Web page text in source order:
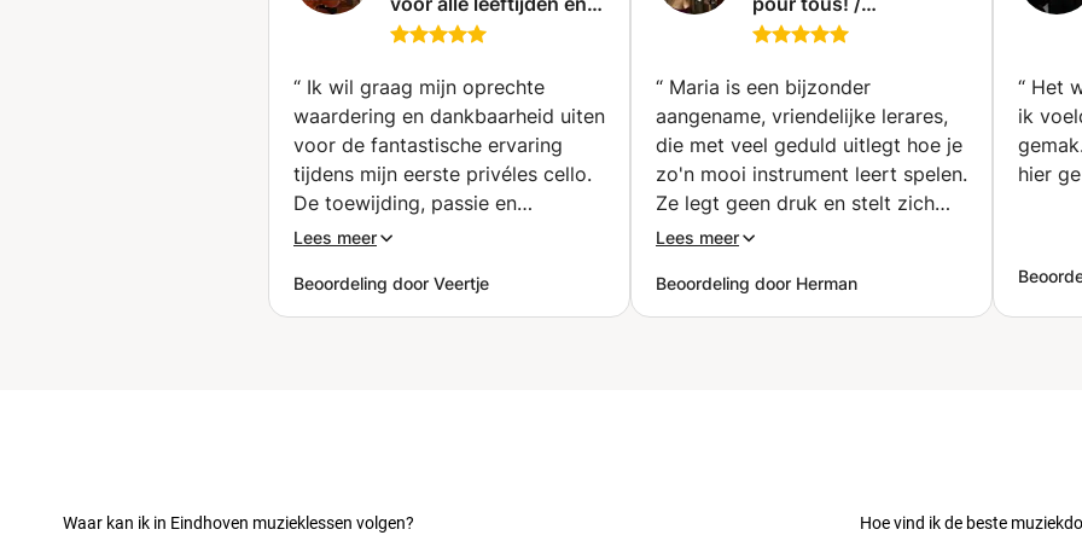
niveaus met een
met 10 jaar leservaring
(in persoon en online)
(Ribeira)
“ Ik wil graag mijn oprechte
waardering en dankbaarheid uiten
voor de fantastische ervaring
tijdens mijn eerste privéles cello.
De toewijding, passie en
expertise hebben een diepe
Miriam is ontzettende
enthousiast, positief, heel lief. Ze
en aanmoediging hebben mijn
Lees meer
Beoordeling door Veertje
Cellolessen voor
Cello para todos! /
Cellolessen voor
iedereen! (Sint-
Lambrechts-Woluwe)
“ Maria is een bijzonder
aangename, vriendelijke lerares,
die met veel geduld uitlegt hoe je
zo'n mooi instrument leert spelen.
Ze legt geen druk en stelt zich
zeer flexibel op i.f.v. jouw
werk voltijds). Haar lessen zijn
zeer gestructureerd en goed
instrument te spelen is alleen
Lees meer
Beoordeling door Herman
“ Het
ik
hier
Waar kan ik in Eindhoven muzieklessen volgen? Hoe vind ik de beste